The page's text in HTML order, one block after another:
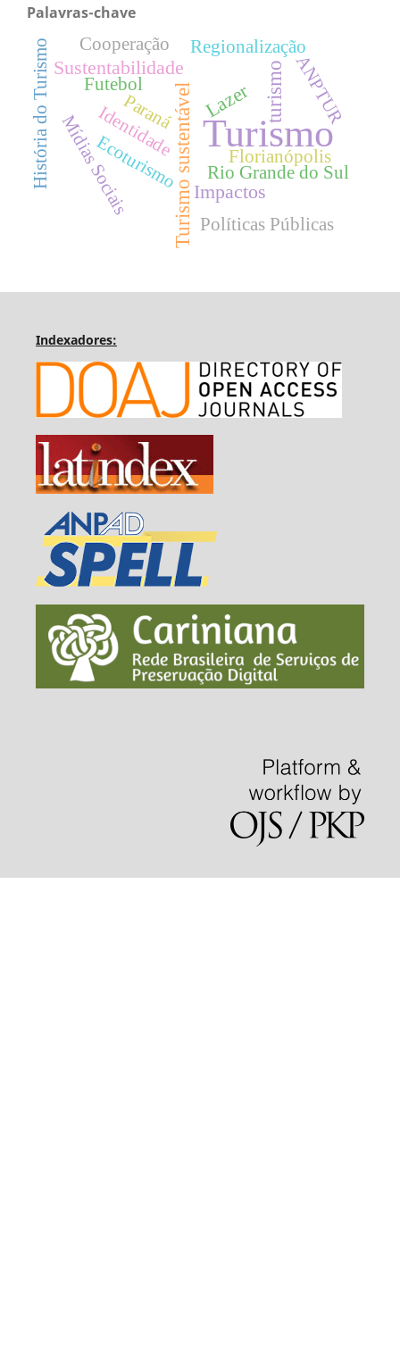
Palavras-chave
Turismo
Turismo sustentável turismo
Impactos
Lazer
Sustentabilidade
Ecoturismo Florianópolis
Mídias Sociais
Regionalização
Paraná
Políticas Públicas
Identidade
História do Turismo Rio Grande do Sul
Futebol ANPTUR
Cooperação
Indexadores: